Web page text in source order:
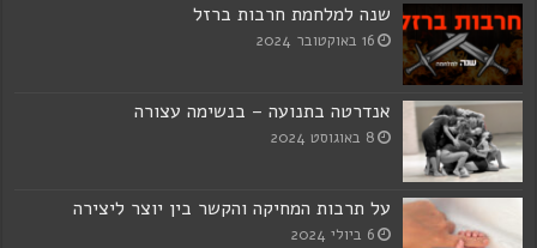
שנה למלחמת חרבות ברזל
16 באוקטובר 2024
אנדרטה בתנועה – בנשימה עצורה
8 באוגוסט 2024
על תרבות המחיקה והקשר בין יוצר ליצירה
6 ביולי 2024